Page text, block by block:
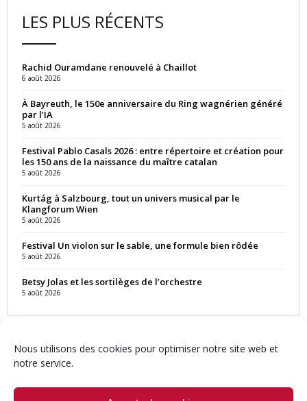
Nous utilisons des cookies pour optimiser notre site web et
notre service.
LES PLUS RÉCENTS
Rachid Ouramdane renouvelé à Chaillot
6 août 2026
À Bayreuth, le 150e anniversaire du Ring wagnérien généré
par l’IA
5 août 2026
Festival Pablo Casals 2026 : entre répertoire et création pour
les 150 ans de la naissance du maître catalan
5 août 2026
Kurtág à Salzbourg, tout un univers musical par le
Klangforum Wien
5 août 2026
Festival Un violon sur le sable, une formule bien rôdée
5 août 2026
Betsy Jolas et les sortilèges de l’orchestre
5 août 2026